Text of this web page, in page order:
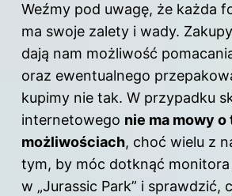
Weźmy pod uwagę, że każda
ma swoje zalety i wady.
dają nam możliwość
oraz ewentualnego
kupimy nie tak. W przypadku
internetowego nie ma mowy o
możliwościach, choć wielu z
tym, by móc dotknąć
w „Jurassic Park” i sprawdzić,